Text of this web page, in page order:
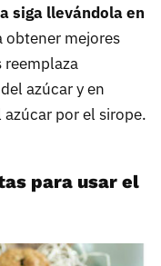
siga llevándola en
obtener mejores
reemplaza
azúcar y en
por el sirope.
para usar el